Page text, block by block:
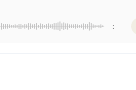
-:--